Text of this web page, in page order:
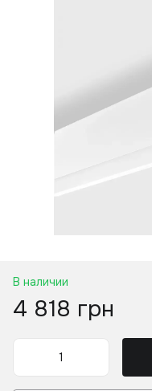
В наличии
4 818 грн